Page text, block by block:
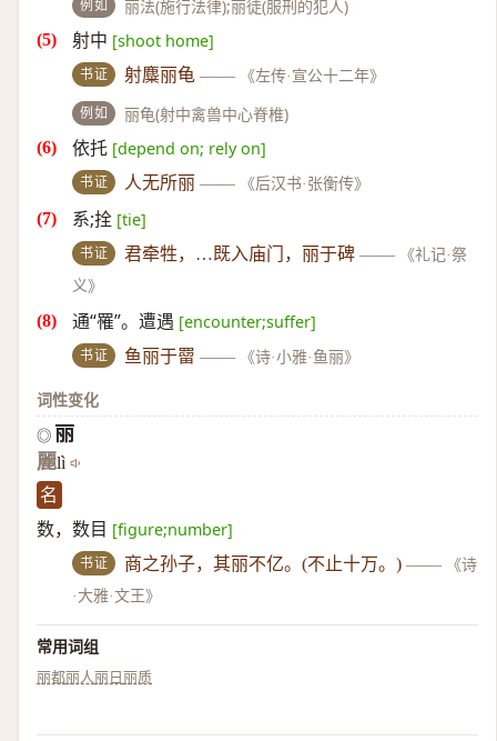
例如 丽法(施行法律);丽徒(服刑的犯人)
射中 [shoot home]
书证 射麋丽龟 —— 《左传·宣公十二年》
例如 丽龟(射中禽兽中心脊椎)
依托 [depend on; rely on]
书证 人无所丽 —— 《后汉书·张衡传》
系;拴 [tie]
书证 君牵牲，…既入庙门，丽于碑 ——
《礼记·祭
义》
通“罹”。遭遇 [encounter;suffer]
书证 鱼丽于罶 —— 《诗·小雅·鱼丽》
词性变化
◎ 丽
麗lì
名
数，数目 [figure;number]
书证 商之孙子，其丽不亿。(不止十万。) ——
《诗
·大雅·文王》
常用词组
丽都丽人丽日丽质